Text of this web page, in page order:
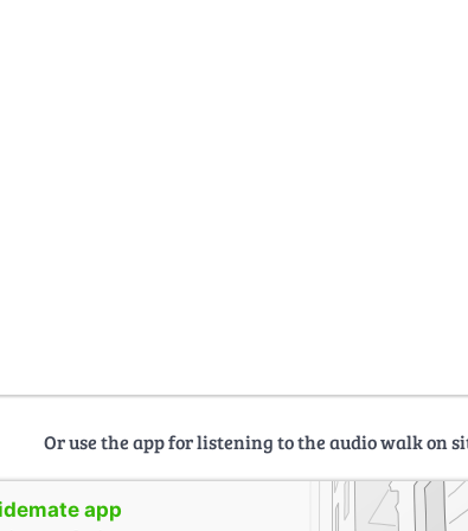
Or use the app for listening to the audio walk on
app